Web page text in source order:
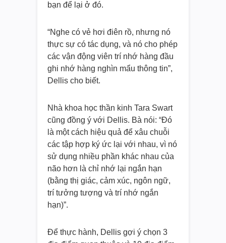
bạn để lại ở đó.
“Nghe có vẻ hơi điên rồ, nhưng nó
thực sự có tác dụng, và nó cho phép
các vận động viên trí nhớ hàng đầu
ghi nhớ hàng nghìn mẩu thông tin”,
Dellis cho biết.
Nhà khoa học thần kinh Tara Swart
cũng đồng ý với Dellis. Bà nói: “Đó
là một cách hiệu quả để xâu chuỗi
các tập hợp ký ức lại với nhau, vì nó
sử dụng nhiều phần khác nhau của
não hơn là chỉ nhớ lại ngắn hạn
(bằng thị giác, cảm xúc, ngôn ngữ,
trí tưởng tượng và trí nhớ ngắn
hạn)”.
Để thực hành, Dellis gợi ý chọn 3